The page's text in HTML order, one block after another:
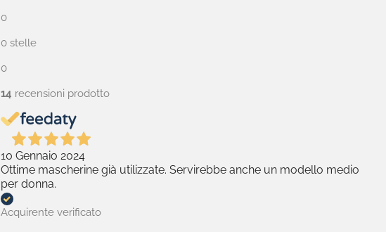
0
0 stelle
0
14 recensioni prodotto
10 Gennaio 2024
Ottime mascherine già utilizzate. Servirebbe anche un modello medio
per donna.
Acquirente verificato